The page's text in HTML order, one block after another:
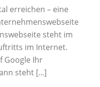
erreichen – eine
steht im
im Internet.
Google Ihr
steht [...]